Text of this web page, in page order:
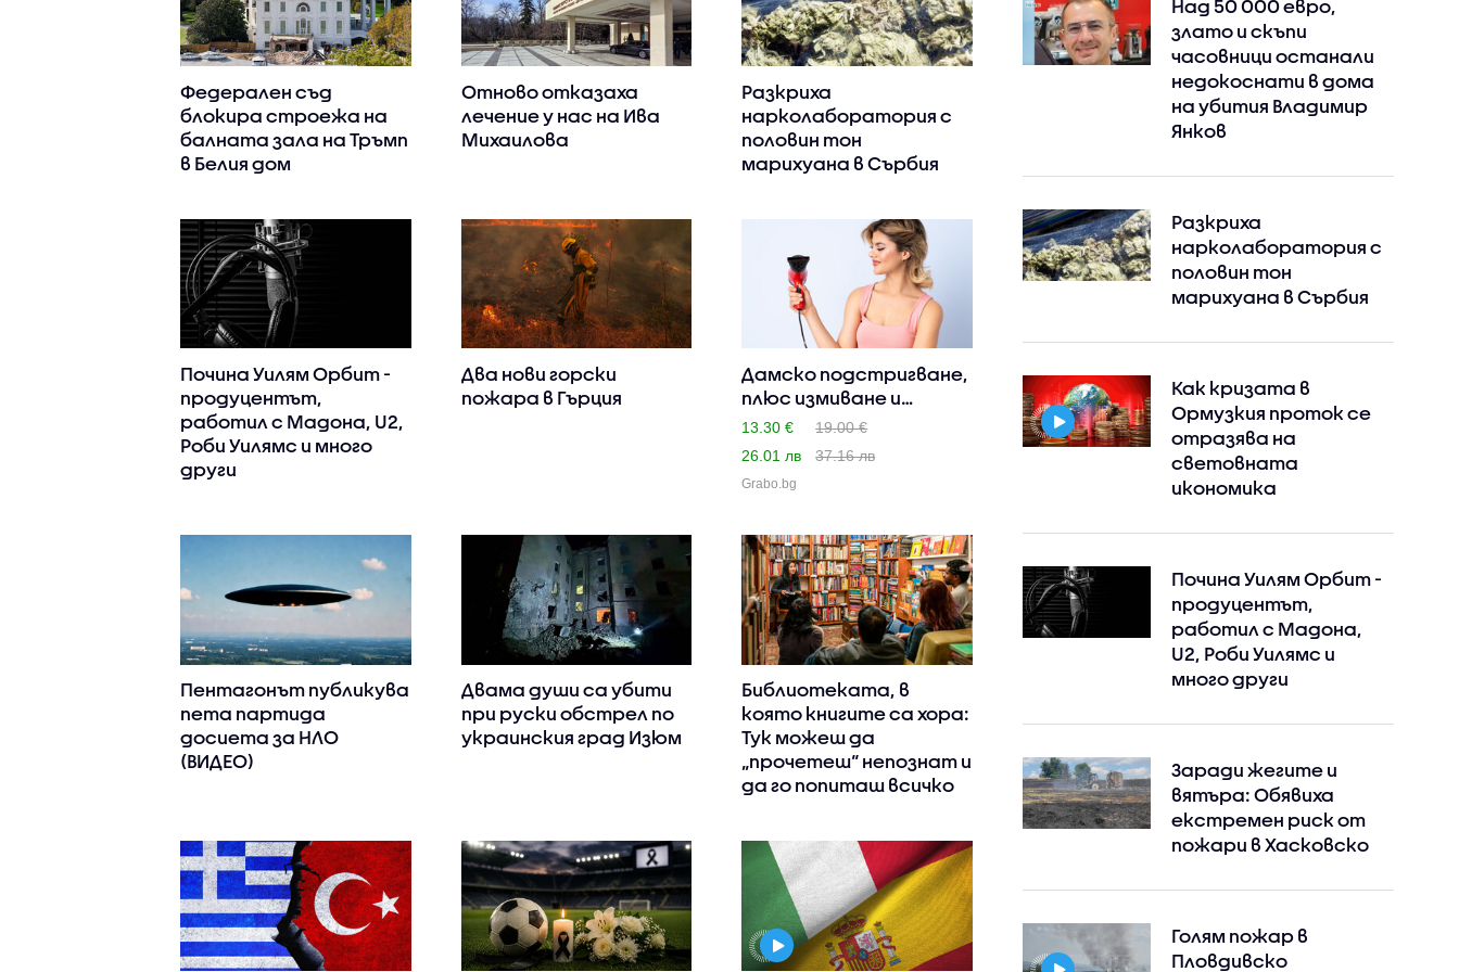
Федерален съд
блокира строежа на
балната зала на Тръмп
в Белия дом
Отново отказаха
лечение у нас на Ива
Михаилова
Разкриха
нарколаборатория с
половин тон
марихуана в Сърбия
Почина Уилям Орбит -
продуцентът,
работил с Мадона, U2,
Роби Уилямс и много
други
Два нови горски
пожара в Гърция
Дамско подстригване,
плюс измиване и
оформян..
13.30 €
19.00 €
26.01 лв
37.16 лв
Grabo.bg
Пентагонът публикува
пета партида
досиета за НЛО
(ВИДЕО)
Двама души са убити
при руски обстрeл по
украинския град Изюм
Библиотеката, в
която книгите са хора:
Тук можеш да
„прочетеш“ непознат и
да го попиташ всичко
Над 50 000 евро,
злато и скъпи
часовници останали
недокоснати в дома
на убития Владимир
Янков
Разкриха
нарколаборатория с
половин тон
марихуана в Сърбия
Как кризата в
Ормузкия проток се
отразява на
световната
икономика
Почина Уилям Орбит -
продуцентът,
работил с Мадона,
U2, Роби Уилямс и
много други
Заради жегите и
вятъра: Обявиха
екстремен риск от
пожари в Хасковско
Голям пожар в
Пловдивско